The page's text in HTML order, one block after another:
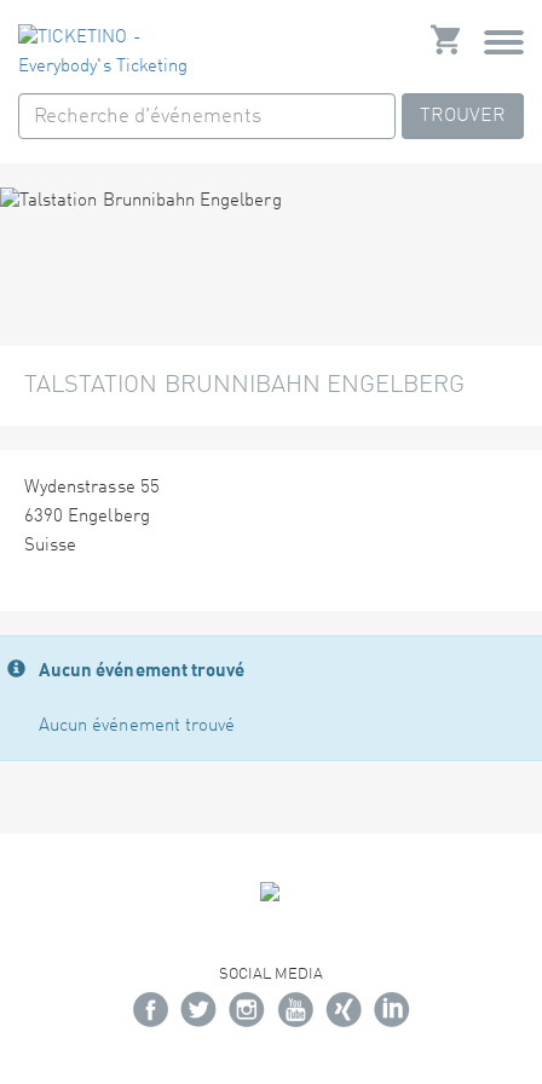
TROUVER
TALSTATION BRUNNIBAHN ENGELBERG
Wydenstrasse 55
6390 Engelberg
Suisse
Aucun événement trouvé
Aucun événement trouvé
SOCIAL MEDIA